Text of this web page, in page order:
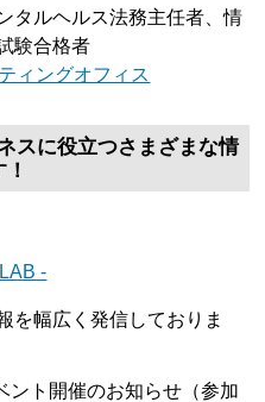
タルヘルス法務主任者、情
験合格者
ィングオフィス
スに役立つさまざまな情
-
を幅広く発信しておりま
ント開催のお知らせ（参加